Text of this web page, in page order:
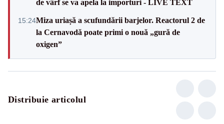
de vârf se va apela la importuri - LIVE TEXT
15:24Miza uriașă a scufundării barjelor. Reactorul 2 de
la Cernavodă poate primi o nouă „gură de
oxigen”
Distribuie articolul